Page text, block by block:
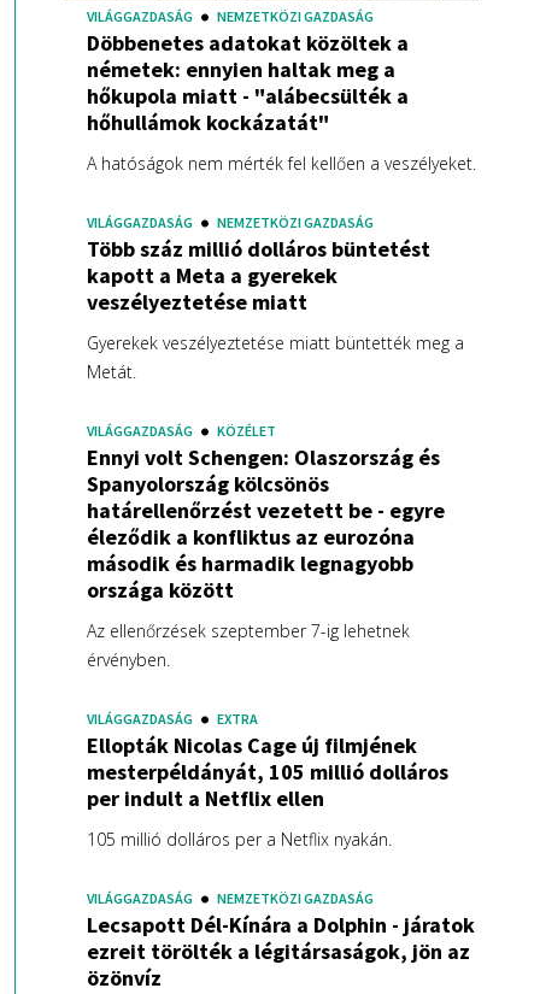
VILÁGGAZDASÁG NEMZETKÖZI GAZDASÁG
Döbbenetes adatokat közöltek a
németek: ennyien haltak meg a
hőkupola miatt - "alábecsülték a
hőhullámok kockázatát"
A hatóságok nem mérték fel kellően a veszélyeket.
VILÁGGAZDASÁG NEMZETKÖZI GAZDASÁG
Több száz millió dolláros büntetést
kapott a Meta a gyerekek
veszélyeztetése miatt
Gyerekek veszélyeztetése miatt büntették meg a
Metát.
VILÁGGAZDASÁG KÖZÉLET
Ennyi volt Schengen: Olaszország és
Spanyolország kölcsönös
határellenőrzést vezetett be - egyre
éleződik a konfliktus az eurozóna
második és harmadik legnagyobb
országa között
Az ellenőrzések szeptember 7-ig lehetnek
érvényben.
VILÁGGAZDASÁG EXTRA
Ellopták Nicolas Cage új filmjének
mesterpéldányát, 105 millió dolláros
per indult a Netflix ellen
105 millió dolláros per a Netflix nyakán.
VILÁGGAZDASÁG NEMZETKÖZI GAZDASÁG
Lecsapott Dél-Kínára a Dolphin - járatok
ezreit törölték a légitársaságok, jön az
özönvíz